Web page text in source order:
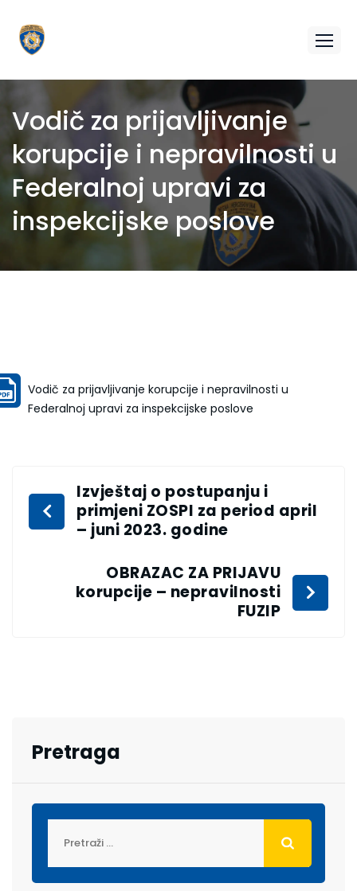
Vodič za prijavljivanje
korupcije i nepravilnosti u
Federalnoj upravi za
inspekcijske poslove
Vodič za prijavljivanje korupcije i nepravilnosti u
Federalnoj upravi za inspekcijske poslove
Izvještaj o postupanju i
primjeni ZOSPI za period april
– juni 2023. godine
OBRAZAC ZA PRIJAVU
korupcije – nepravilnosti
FUZIP
Pretraga